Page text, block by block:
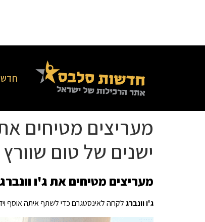
מעריצים מטיחים
ישנים של טום שוורץ
מעריצים מטיחים את ג'ו
ג'ו וונברגלקחה לאינסטגרם כדי לשתף איתה אוסף